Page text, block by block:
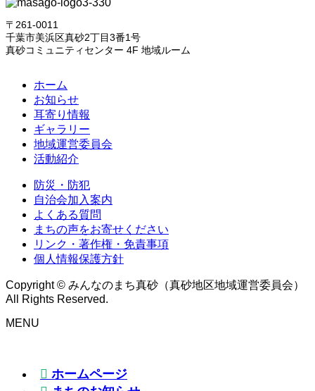
〒261-0011
千葉市美浜区真砂2丁目3番1号
真砂コミュニティセンター 4F 地域ルーム
ホーム
お知らせ
耳寄り情報
ギャラリー
地域運営委員会
活動紹介
防災・防犯
自治会加入案内
よくある質問
まちの声をお寄せください
リンク・著作権・免責事項
個人情報保護方針
Copyright © みんなのまち真砂（真砂地区地域運営委員会）
All Rights Reserved.
MENU
ホームページ